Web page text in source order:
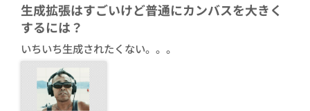
生成拡張はすごいけど普通にカンバスを大きく
するには？
いちいち生成されたくない。。。